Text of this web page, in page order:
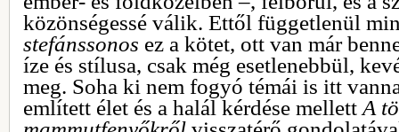
közönségessé válik. Ettől függetlenül
stefánssonos ez a kötet, ott van már
íze és stílusa, csak még esetlenebbül,
meg. Soha ki nem fogyó témái is itt
említett élet és a halál kérdése mellett A